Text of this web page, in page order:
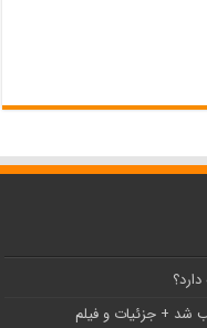
شد + جزئیات و فیلم